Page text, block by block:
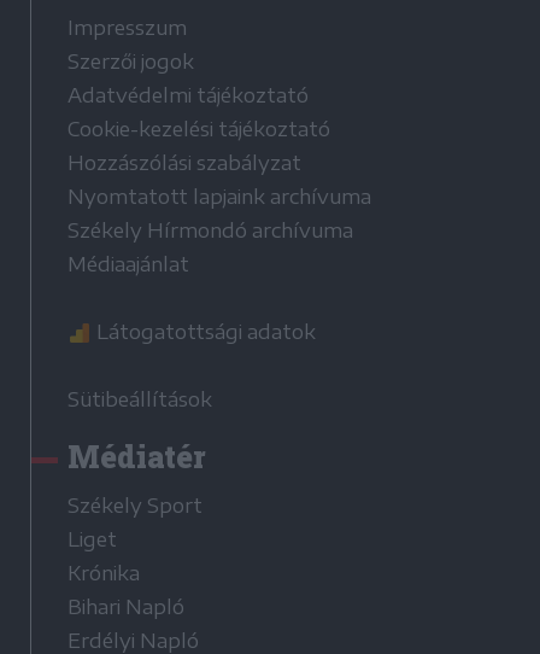
Impresszum
Szerzői jogok
Adatvédelmi tájékoztató
Cookie-kezelési tájékoztató
Hozzászólási szabályzat
Nyomtatott lapjaink archívuma
Székely Hírmondó archívuma
Médiaajánlat
Látogatottsági adatok
Sütibeállítások
Médiatér
Székely Sport
Liget
Krónika
Bihari Napló
Erdélyi Napló